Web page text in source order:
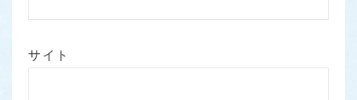
サイト